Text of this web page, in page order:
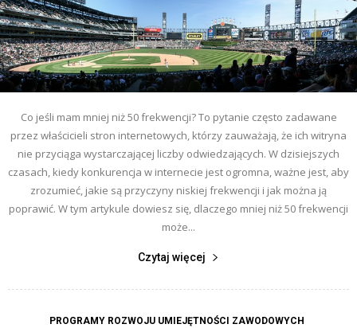
Co jeśli mam mniej niż 50 frekwencji? To pytanie często zadawane
przez właścicieli stron internetowych, którzy zauważają, że ich witryna
nie przyciąga wystarczającej liczby odwiedzających. W dzisiejszych
czasach, kiedy konkurencja w internecie jest ogromna, ważne jest, aby
zrozumieć, jakie są przyczyny niskiej frekwencji i jak można ją
poprawić. W tym artykule dowiesz się, dlaczego mniej niż 50 frekwencji
może...
Czytaj więcej
PROGRAMY ROZWOJU UMIEJĘTNOŚCI ZAWODOWYCH